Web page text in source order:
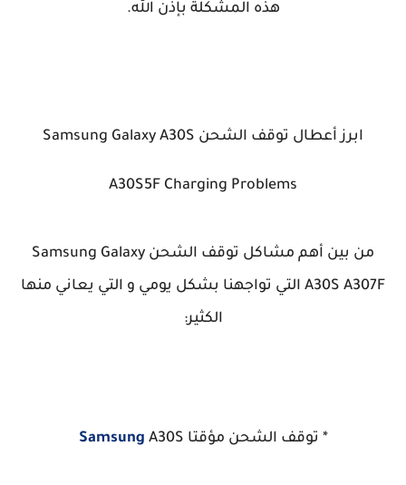
هذه المشكلة بإذن الله.
ابرز أعطال توقف الشحن Samsung Galaxy A30S
A30S5F Charging Problems
من بين أهم مشاكل توقف الشحن Samsung Galaxy
A30S A307F
التي تواجهنا بشكل يومي و التي يعاني منها
الكثير:
* توقف الشحن مؤقتا Samsung A30S